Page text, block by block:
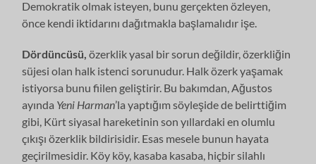
Demokratik olmak isteyen, bunu gerçekten özleyen,
önce kendi iktidarını dağıtmakla başlamalıdır işe.
Dördüncüsü,özerklik yasal bir sorun değildir, özerkliğin
süjesi olan halk istenci sorunudur. Halk özerk yaşamak
istiyorsa bunu fiilen geliştirir. Bu bakımdan, Ağustos
ayında Yeni Harman’la yaptığım söyleşide de belirttiğim
gibi, Kürt siyasal hareketinin son yıllardaki en olumlu
çıkışı özerklik bildirisidir. Esas mesele bunun hayata
geçirilmesidir. Köy köy, kasaba kasaba, hiçbir silahlı